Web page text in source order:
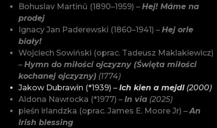
Bohuslav Martinů (1890–1959) –Hej! Máme na
prodej
Ignacy Jan Paderewski (1860–1941) –Hej orle
biały!
Wojciech Sowiński (oprac. Tadeusz Maklakiewicz)
–Hymn do miłości ojczyzny (Święta miłości
kochanej ojczyzny) (1774)
Jakow Dubrawin (*1939) –Ich kien a mejdl (2000)
Aldona Nawrocka (*1977) –In via (2025)
pieśn irlandzka (oprac. James E. Moore Jr) –An
Irish blessing